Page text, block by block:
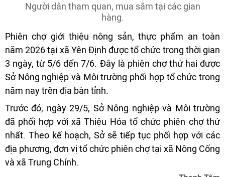
Người dân tham quan, mua sắm tại các gian
hàng.
Phiên chợ giới thiệu nông sản, thực phẩm an toàn
năm 2026 tại xã Yên Định được tổ chức trong thời gian
3 ngày, từ 5/6 đến 7/6. Đây là phiên chợ thứ hai được
Sở Nông nghiệp và Môi trường phối hợp tổ chức trong
năm nay trên địa bàn tỉnh.
Trước đó, ngày 29/5, Sở Nông nghiệp và Môi trường
đã phối hợp với xã Thiệu Hóa tổ chức phiên chợ thứ
nhất. Theo kế hoạch, Sở sẽ tiếp tục phối hợp với các
địa phương, đơn vị tổ chức phiên chợ tại xã Nông Cống
và xã Trung Chính.